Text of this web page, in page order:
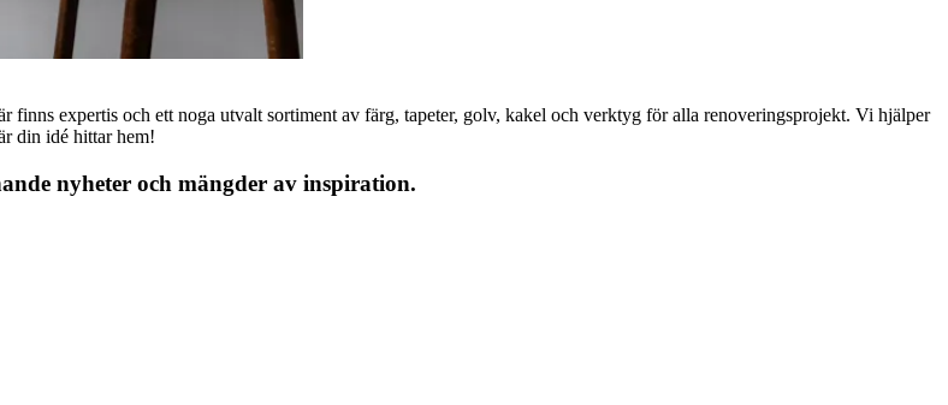
finns expertis och ett noga utvalt sortiment av färg, tapeter, golv, kakel och verktyg för alla renoveringsprojekt. Vi hjälper
din idé hittar hem!
nyheter och mängder av inspiration.